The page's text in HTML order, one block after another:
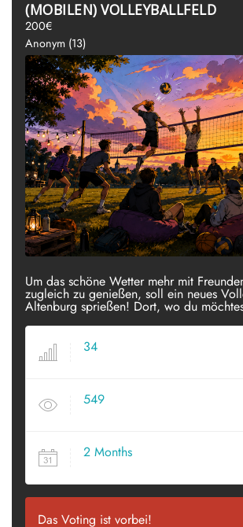
MOBILEN) VOLLEYBALLFELD
200€
Anonym (13)
Um das schöne Wetter mehr mit
zugleich zu genießen, soll ein neues
Altenburg sprießen! Dort, wo du
34
549
2 Months
Das Voting ist vorbei!